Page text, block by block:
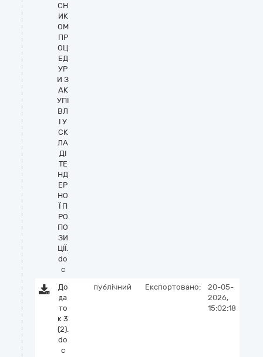
СН
ИК
ОМ
ПР
ОЦ
ЕД
УР
И З
АК
УПІ
ВЛ
І У
СК
ЛА
ДІ
ТЕ
НД
ЕР
НО
Ї П
РО
ПО
ЗИ
ЦІЇ.
do
c
До
да
то
к 3
(2).
do
c
публічний Експортовано:
20-05-
2026,
15:02:18